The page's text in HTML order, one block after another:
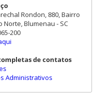
Rondon, 880, Bairro
Norte, Blumenau - SC
200
de contatos
Administrativos